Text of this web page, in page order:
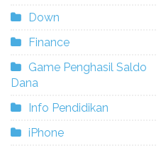
Down
Finance
Game Penghasil Saldo
Dana
Info Pendidikan
iPhone